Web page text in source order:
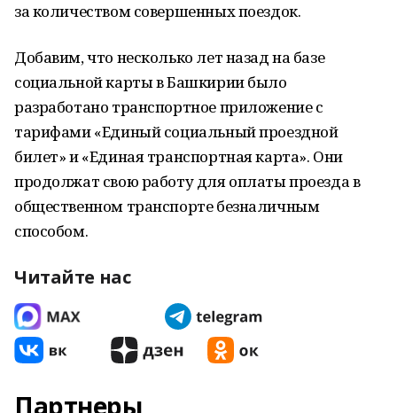
за количеством совершенных поездок.
Добавим, что несколько лет назад на базе
социальной карты в Башкирии было
разработано транспортное приложение с
тарифами «Единый социальный проездной
билет» и «Единая транспортная карта». Они
продолжат свою работу для оплаты проезда в
общественном транспорте безналичным
способом.
Читайте нас
Партнеры